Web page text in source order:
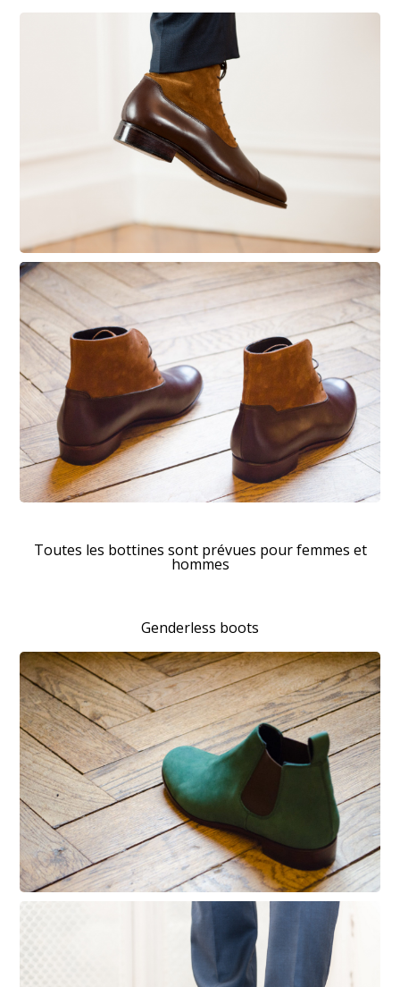
Toutes les bottines sont prévues pour femmes et
hommes
Genderless boots